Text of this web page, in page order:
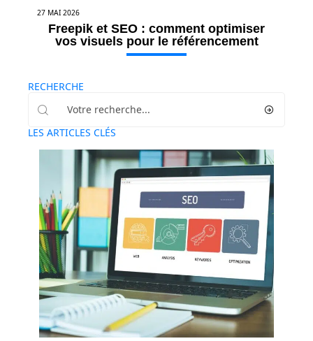
27 MAI 2026
Freepik et SEO : comment optimiser
vos visuels pour le référencement
RECHERCHE
LES ARTICLES CLÉS